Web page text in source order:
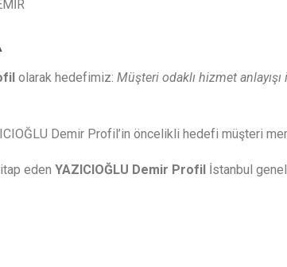
olarak hedefimiz: Müşteri odaklı hizmet
Demir Profil’in öncelikli hedefi müşteri
eden YAZICIOĞLU Demir Profil İstanbul